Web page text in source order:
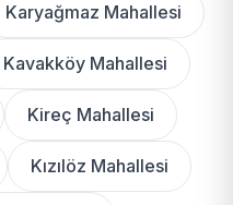
Karyağmaz Mahallesi
Kavakköy Mahallesi
Kireç Mahallesi
Kızılöz Mahallesi